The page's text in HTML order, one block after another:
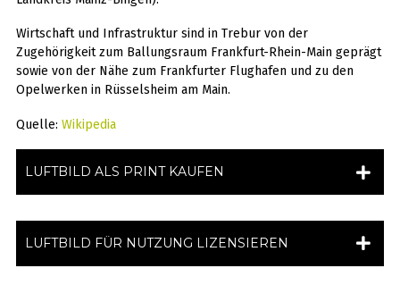
Wirtschaft und Infrastruktur sind in Trebur von der
Zugehörigkeit zum Ballungsraum Frankfurt-Rhein-Main geprägt
sowie von der Nähe zum Frankfurter Flughafen und zu den
Opelwerken in Rüsselsheim am Main.
Quelle: Wikipedia
LUFTBILD ALS PRINT KAUFEN
LUFTBILD FÜR NUTZUNG LIZENSIEREN